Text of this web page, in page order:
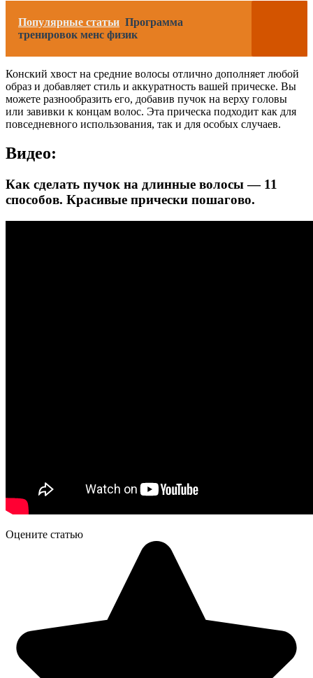
Популярные статьи Программа
тренировок менс физик
Конский хвост на средние волосы отлично дополняет любой
образ и добавляет стиль и аккуратность вашей прическе. Вы
можете разнообразить его, добавив пучок на верху головы
или завивки к концам волос. Эта прическа подходит как для
повседневного использования, так и для особых случаев.
Видео:
Как сделать пучок на длинные волосы — 11
способов. Красивые прически пошагово.
Оцените статью